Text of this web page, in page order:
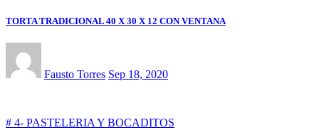
TORTA TRADICIONAL 40 X 30 X 12 CON VENTANA
Fausto Torres Sep 18, 2020
# 4- PASTELERIA Y BOCADITOS